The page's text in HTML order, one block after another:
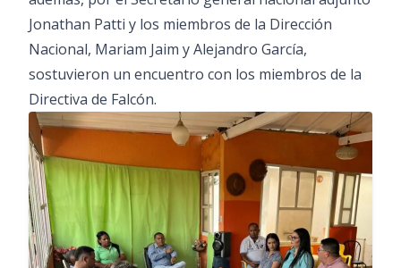
Jonathan Patti y los miembros de la Dirección
Nacional, Mariam Jaim y Alejandro García,
sostuvieron un encuentro con los miembros de la
Directiva de Falcón.